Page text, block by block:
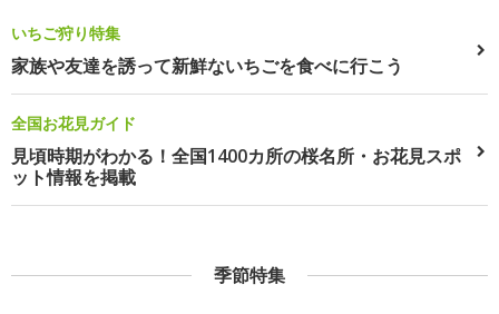
いちご狩り特集
家族や友達を誘って新鮮ないちごを食べに行こう
全国お花見ガイド
見頃時期がわかる！全国1400カ所の桜名所・お花見スポ
ット情報を掲載
季節特集